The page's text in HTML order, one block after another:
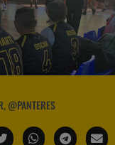
,@PANTERES